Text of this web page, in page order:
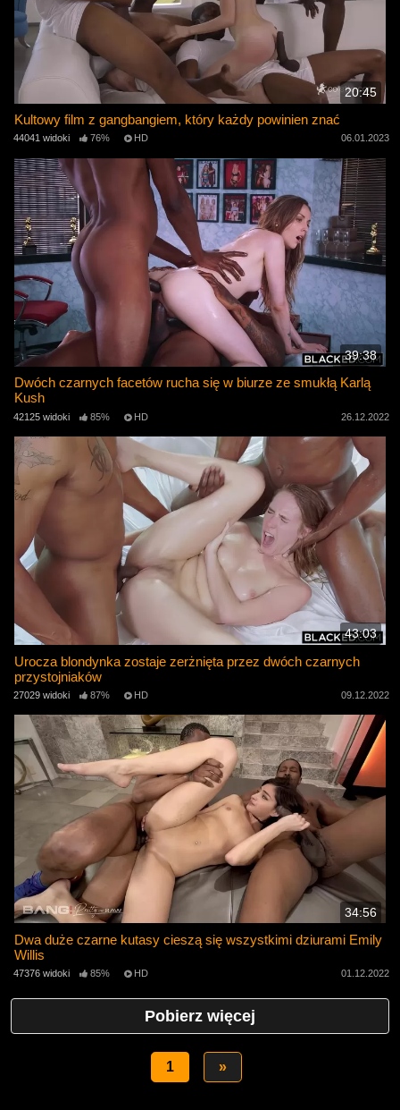
20:45
Kultowy film z gangbangiem, który każdy powinien znać
44041 widoki 76% HD 06.01.2023
39:38
Dwóch czarnych facetów rucha się w biurze ze smukłą Karlą
Kush
42125 widoki 85% HD 26.12.2022
43:03
Urocza blondynka zostaje zerżnięta przez dwóch czarnych
przystojniaków
27029 widoki 87% HD 09.12.2022
34:56
Dwa duże czarne kutasy cieszą się wszystkimi dziurami Emily
Willis
47376 widoki 85% HD 01.12.2022
Pobierz więcej
1 »